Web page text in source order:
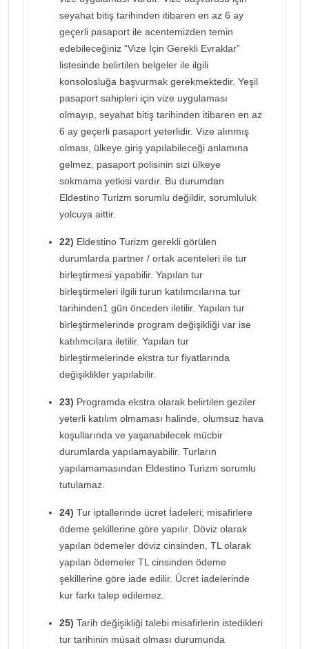
seyahat bitiş tarihinden itibaren en az 6 ay
geçerli pasaport ile acentemizden temin
edebileceğiniz “Vize İçin Gerekli Evraklar”
listesinde belirtilen belgeler ile ilgili
konsolosluğa başvurmak gerekmektedir. Yeşil
pasaport sahipleri için vize uygulaması
olmayıp, seyahat bitiş tarihinden itibaren en az
6 ay geçerli pasaport yeterlidir. Vize alınmış
olması, ülkeye giriş yapılabileceği anlamına
gelmez, pasaport polisinin sizi ülkeye
sokmama yetkisi vardır. Bu durumdan
Eldestino Turizm sorumlu değildir, sorumluluk
yolcuya aittir.
22) Eldestino Turizm gerekli görülen
durumlarda partner / ortak acenteleri ile tur
birleştirmesi yapabilir. Yapılan tur
birleştirmeleri ilgili turun katılımcılarına tur
tarihinden1 gün önceden iletilir. Yapılan tur
birleştirmelerinde program değişikliği var ise
katılımcılara iletilir. Yapılan tur
birleştirmelerinde ekstra tur fiyatlarında
değişiklikler yapılabilir.
23) Programda ekstra olarak belirtilen geziler
yeterli katılım olmaması halinde, olumsuz hava
koşullarında ve yaşanabilecek mücbir
durumlarda yapılamayabilir. Turların
yapılamamasından Eldestino Turizm sorumlu
tutulamaz.
24) Tur iptallerinde ücret İadeleri; misafirlere
ödeme şekillerine göre yapılır. Döviz olarak
yapılan ödemeler döviz cinsinden, TL olarak
yapılan ödemeler TL cinsinden ödeme
şekillerine göre iade edilir. Ücret iadelerinde
kur farkı talep edilemez.
25) Tarih değişikliği talebi misafirlerin istedikleri
tur tarihinin müsait olması durumunda